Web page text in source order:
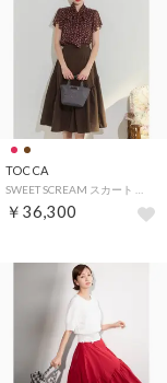
TOCCA
￥36,300